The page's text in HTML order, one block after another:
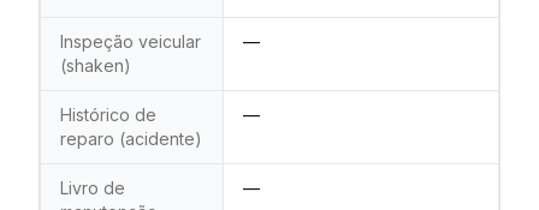
Inspeção veicular
(shaken)
—
Histórico de
reparo (acidente)
—
Livro de
—